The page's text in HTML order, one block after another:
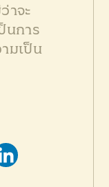
าจะ
นการ
มเป็น